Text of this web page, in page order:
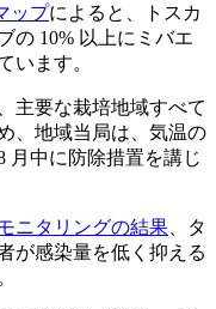
ップによると、トスカ
の 10% 以上にミバエ
います。
主要な栽培地域すべて
、地域当局は、気温の
月中に防除措置を講じ
ニタリングの結果 、タ
が感染量を低く抑える